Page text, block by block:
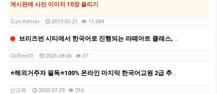
게시판에 사진 이미지 10장 올리기
Sun Admin 2019.05.21 11,684
브리즈번 시티에서 한국어로 진행되는 라떼아트 클래스, 8/29(토)에 열립니다
Coffee01 2026.08.06 37
선교육 2026.07.29 316